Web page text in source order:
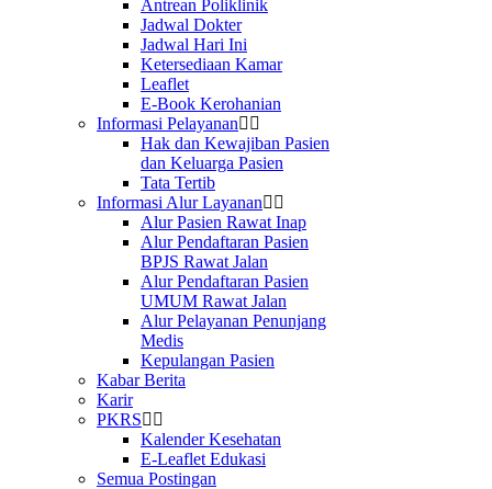
Antrean Poliklinik
Jadwal Dokter
Jadwal Hari Ini
Ketersediaan Kamar
Leaflet
E-Book Kerohanian
Informasi Pelayanan
Hak dan Kewajiban Pasien
dan Keluarga Pasien
Tata Tertib
Informasi Alur Layanan
Alur Pasien Rawat Inap
Alur Pendaftaran Pasien
BPJS Rawat Jalan
Alur Pendaftaran Pasien
UMUM Rawat Jalan
Alur Pelayanan Penunjang
Medis
Kepulangan Pasien
Kabar Berita
Karir
PKRS
Kalender Kesehatan
E-Leaflet Edukasi
Semua Postingan